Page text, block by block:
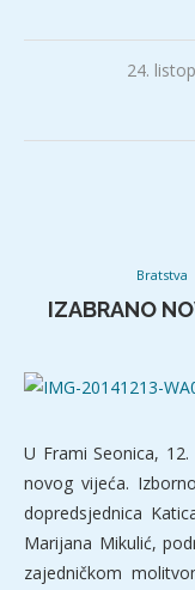
24.
Bratstva
IZABRANO
U Frami Seonica,
novog vijeća.
dopredsjednica
Marijana Mikulić,
zajedničkom